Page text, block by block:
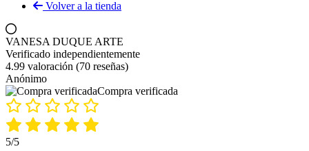
Volver a la tienda
VANESA DUQUE ARTE
Verificado independientemente
4.99 valoración (70 reseñas)
Anónimo
Compra verificada
5/5